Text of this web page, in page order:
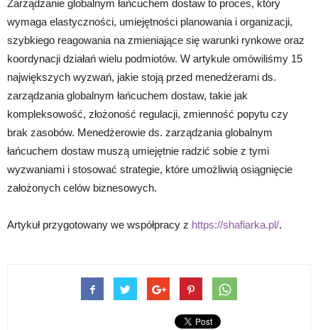
Zarządzanie globalnym łańcuchem dostaw to proces, który
wymaga elastyczności, umiejętności planowania i organizacji,
szybkiego reagowania na zmieniające się warunki rynkowe oraz
koordynacji działań wielu podmiotów. W artykule omówiliśmy 15
największych wyzwań, jakie stoją przed menedżerami ds.
zarządzania globalnym łańcuchem dostaw, takie jak
kompleksowość, złożoność regulacji, zmienność popytu czy
brak zasobów. Menedżerowie ds. zarządzania globalnym
łańcuchem dostaw muszą umiejętnie radzić sobie z tymi
wyzwaniami i stosować strategie, które umożliwią osiągnięcie
założonych celów biznesowych.
Artykuł przygotowany we współpracy z https://shafiarka.pl/.